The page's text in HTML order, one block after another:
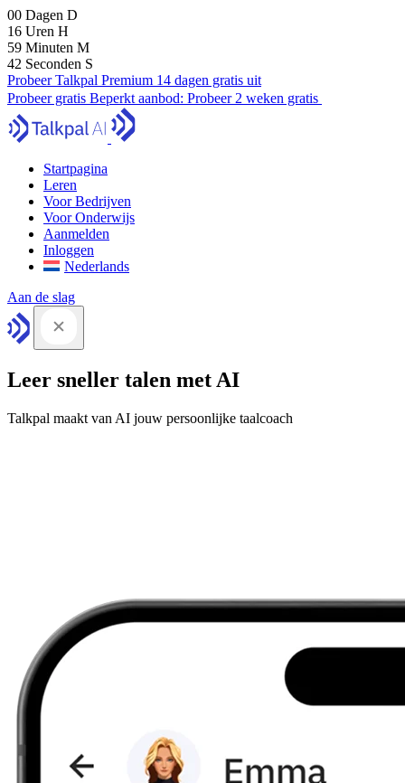
00 Dagen D
16 Uren H
59 Minuten M
41 Seconden S
Probeer Talkpal Premium 14 dagen gratis uit
Probeer gratis Beperkt aanbod: Probeer 2 weken gratis
Startpagina
Leren
Voor Bedrijven
Voor Onderwijs
Aanmelden
Inloggen
Nederlands
Aan de slag
Leer sneller talen met AI
Talkpal maakt van AI jouw persoonlijke taalcoach